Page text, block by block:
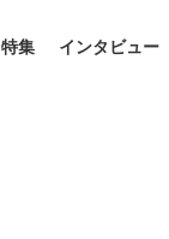
特集 インタビュー